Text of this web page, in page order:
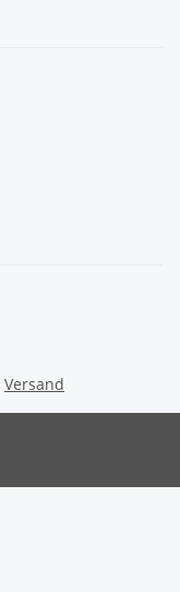
Versand